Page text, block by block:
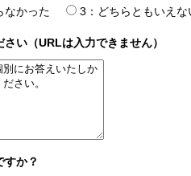
なかった 3：どちらともいえな
い（URLは入力できません）
すか？